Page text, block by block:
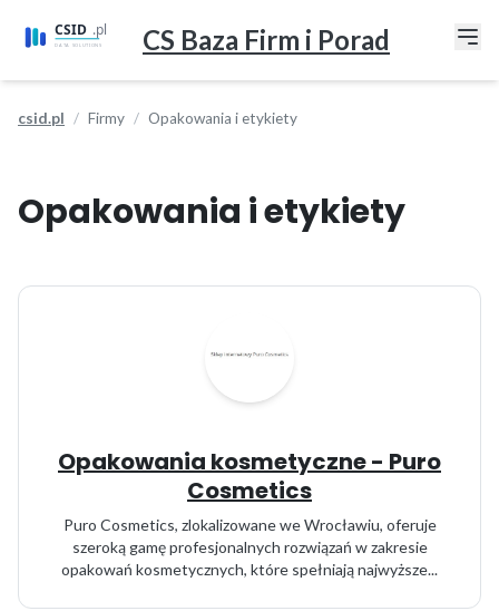
CS Baza Firm i Porad
csid.pl Firmy Opakowania i etykiety
Opakowania i etykiety
Opakowania kosmetyczne - Puro
Cosmetics
Puro Cosmetics, zlokalizowane we Wrocławiu, oferuje
szeroką gamę profesjonalnych rozwiązań w zakresie
opakowań kosmetycznych, które spełniają najwyższe...